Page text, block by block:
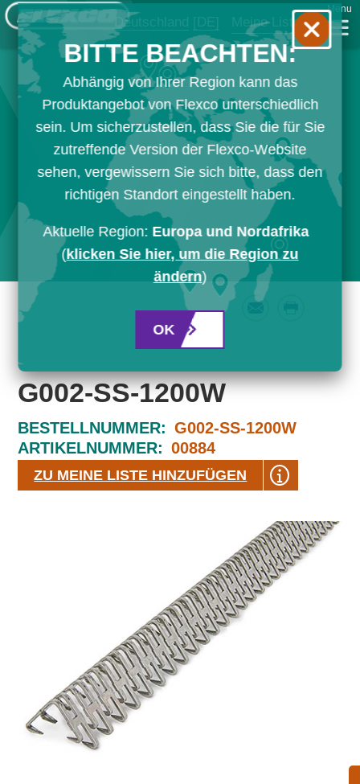
Deutschland [DE] Meine Liste
Menu
G002-SS-1200W
BESTELLNUMMER: G002-SS-1200W
ARTIKELNUMMER: 00884
ZU MEINE LISTE HINZUFÜGEN
BITTE BEACHTEN:
Abhängig von Ihrer Region kann das
Produktangebot von Flexco unterschiedlich
sein. Um sicherzustellen, dass Sie die für Sie
zutreffende Version der Flexco-Website
sehen, vergewissern Sie sich bitte, dass den
richtigen Standort eingestellt haben.
Aktuelle Region: Europa und Nordafrika
(klicken Sie hier, um die Region zu
ändern)
OK